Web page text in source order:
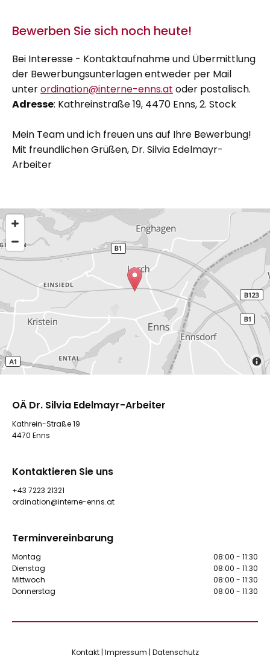
Bewerben Sie sich noch heute!
Bei Interesse - Kontaktaufnahme und Übermittlung
der Bewerbungsunterlagen entweder per Mail
unterordination@interne-enns.at oder postalisch.
Adresse: Kathreinstraße 19, 4470 Enns, 2. Stock
Mein Team und ich freuen uns auf Ihre Bewerbung!
Mit freundlichen Grüßen, Dr. Silvia Edelmayr-
Arbeiter
OÄ Dr. Silvia Edelmayr-Arbeiter
Kathrein-Straße 19
4470 Enns
Kontaktieren Sie uns
+43 7223 21321
ordination@interne-enns.at
Terminvereinbarung
Montag
08:00 - 11:30
Dienstag
08:00 - 11:30
Mittwoch
08:00 - 11:30
Donnerstag
08:00 - 11:30
Kontakt| Impressum | Datenschutz